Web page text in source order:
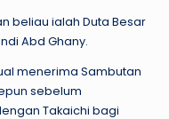
beliau ialah Duta Besar
Abd Ghany.
menerima Sambutan
sebelum
Takaichi bagi